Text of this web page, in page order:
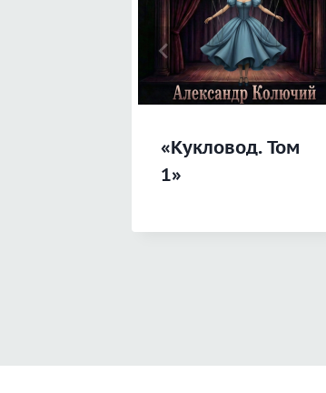
«Кукловод. Том
1»